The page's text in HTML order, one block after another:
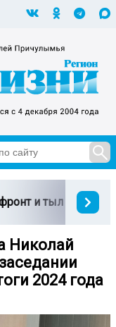
и тыл
Николай
2024 года